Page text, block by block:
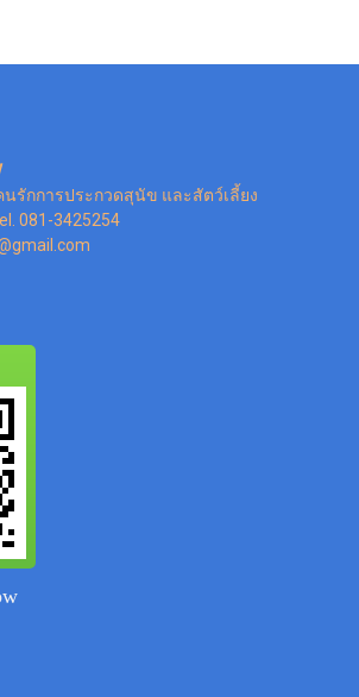
นรักการประกวดสุนัข และสัตว์เลี้ยง
081-3425254